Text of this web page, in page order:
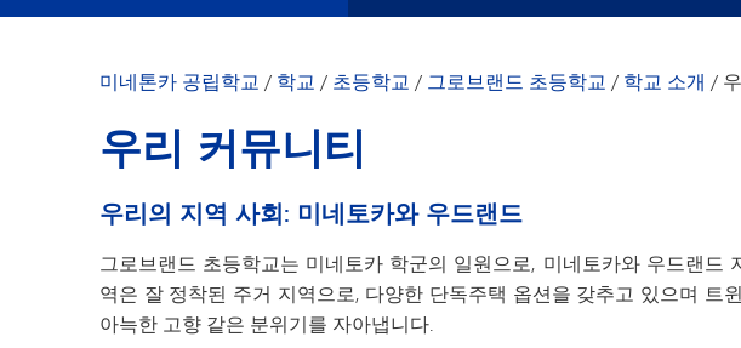
학부모 및 학생 안내서 - 그로브랜드 초탐
미네톤카 공립학교 / 학교 / 초등학교 / 그로브랜드 초등학교 / 학교 소개 /
우리 커뮤니티
우리의 지역 사회: 미네토카와 우드랜드
그로브랜드 초등학교는 미네토카 학군의 일원으로, 미네토카와 우드랜드
역은 잘 정착된 주거 지역으로, 다양한 단독주택 옵션을 갖추고 있으며 트
아늑한 고향 같은 분위기를 자아냅니다.